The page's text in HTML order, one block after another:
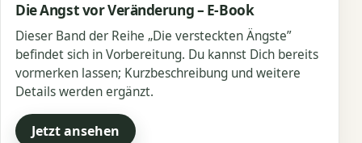
Die Angst vor Veränderung – E-Book
Dieser Band der Reihe „Die versteckten Ängste”
befindet sich in Vorbereitung. Du kannst Dich bereits
vormerken lassen; Kurzbeschreibung und weitere
Details werden ergänzt.
Jetzt ansehen